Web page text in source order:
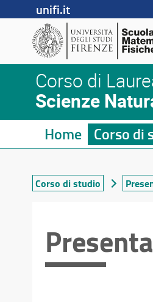
unifi.it
Corso di
Scienze
Home Corso di
Corso di studio